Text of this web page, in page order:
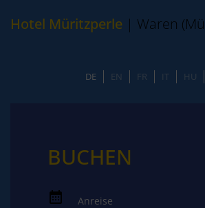
Hotel Müritzperle | Waren
DE EN FR IT HU
BUCHEN